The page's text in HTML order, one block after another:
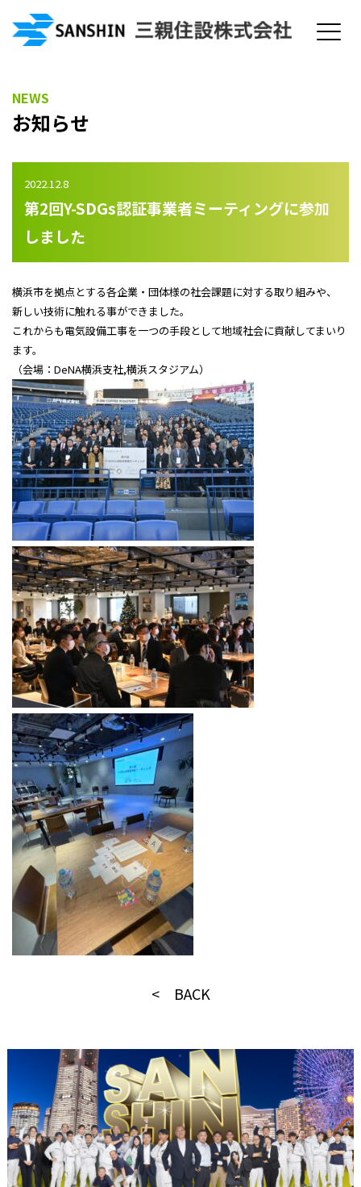
NEWS
お知らせ
2022.12.8
第2回Y-SDGs認証事業者ミーティングに参加
しました
横浜市を拠点とする各企業・団体様の社会課題に対する取り組みや、
新しい技術に触れる事ができました。
これからも電気設備工事を一つの手段として地域社会に貢献してまいり
ます。
（会場：DeNA横浜支社,横浜スタジアム）
< BACK